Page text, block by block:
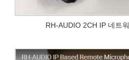
RH-AUDIO 2CH IP 네트